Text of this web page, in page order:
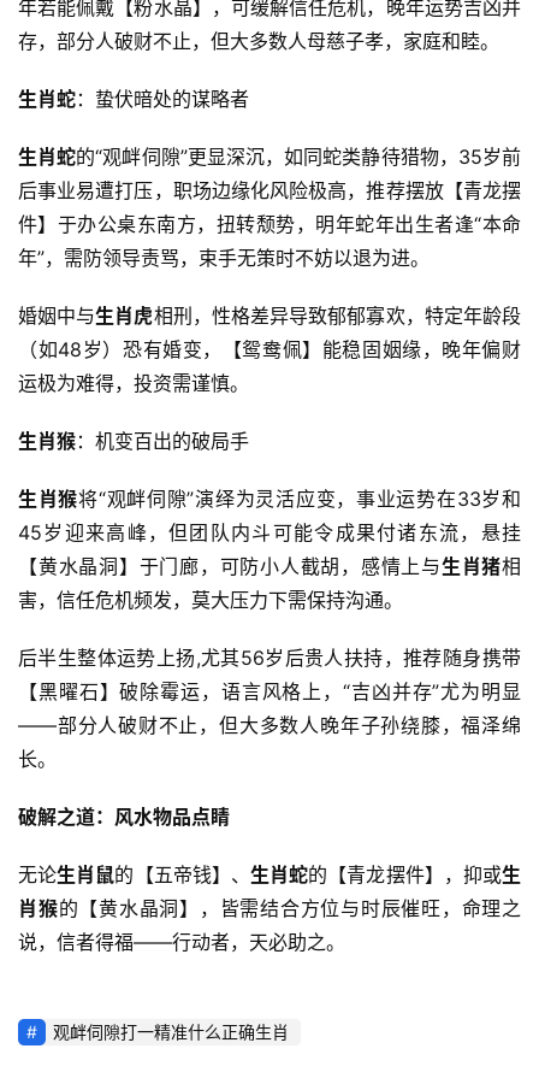
年若能佩戴【粉水晶】，可缓解信任危机，晚年运势吉凶并
存，部分人破财不止，但大多数人母慈子孝，家庭和睦。
生肖蛇：蛰伏暗处的谋略者
生肖蛇的“观衅伺隙”更显深沉，如同蛇类静待猎物，35岁前
后事业易遭打压，职场边缘化风险极高，推荐摆放【青龙摆
件】于办公桌东南方，扭转颓势，明年蛇年出生者逢“本命
年”，需防领导责骂，束手无策时不妨以退为进。
婚姻中与生肖虎相刑，性格差异导致郁郁寡欢，特定年龄段
（如48岁）恐有婚变，【鸳鸯佩】能稳固姻缘，晚年偏财
运极为难得，投资需谨慎。
生肖猴：机变百出的破局手
生肖猴将“观衅伺隙”演绎为灵活应变，事业运势在33岁和
45岁迎来高峰，但团队内斗可能令成果付诸东流，悬挂
【黄水晶洞】于门廊，可防小人截胡，感情上与生肖猪相
害，信任危机频发，莫大压力下需保持沟通。
后半生整体运势上扬,尤其56岁后贵人扶持，推荐随身携带
【黑曜石】破除霉运，语言风格上，“吉凶并存”尤为明显
——部分人破财不止，但大多数人晚年子孙绕膝，福泽绵
长。
破解之道：风水物品点睛
无论生肖鼠的【五帝钱】、 生肖蛇的【青龙摆件】，抑或生
肖猴的【黄水晶洞】，皆需结合方位与时辰催旺，命理之
说，信者得福——行动者，天必助之。
观衅伺隙打一精准什么正确生肖